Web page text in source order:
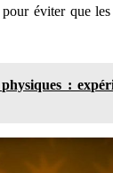
éviter que
physiques :